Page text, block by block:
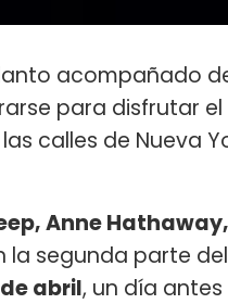
acompañado
para disfrutar
calles de Nueva
Anne
la segunda parte
abril, un día